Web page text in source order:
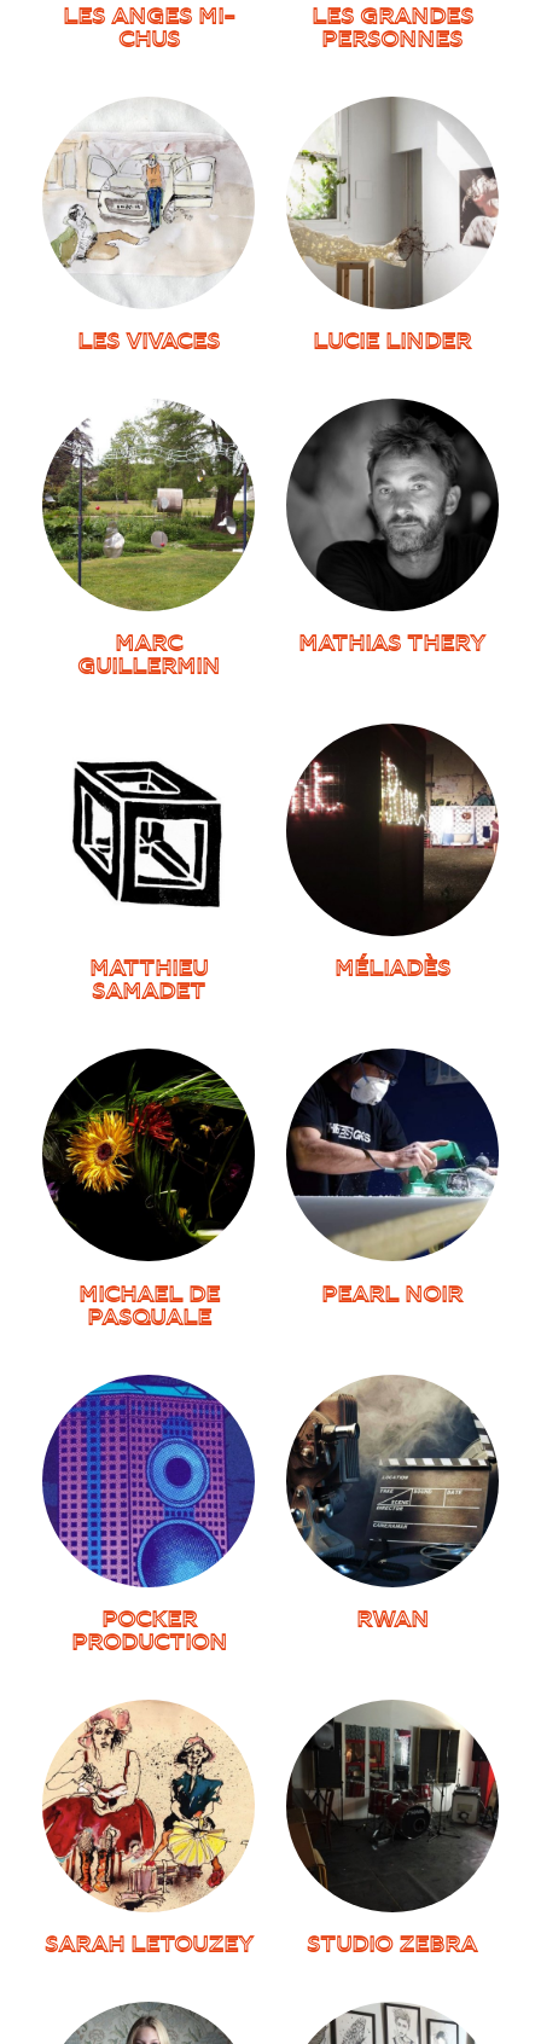
LES ANGES MI-
CHUS
LES GRANDES
PERSONNES
LES VIVACES LUCIE LINDER
MARC
GUILLERMIN
MATHIAS THERY
MATTHIEU
SAMADET
MÉLIADÈS
MICHAEL DE
PASQUALE
PEARL NOIR
POCKER
PRODUCTION
RWAN
SARAH LETOUZEY STUDIO ZEBRA